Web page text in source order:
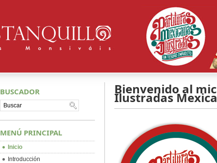
Bienvenido al
Ilustradas
BUSCADOR
MENÚ PRINCIPAL
Inicio
Introducción